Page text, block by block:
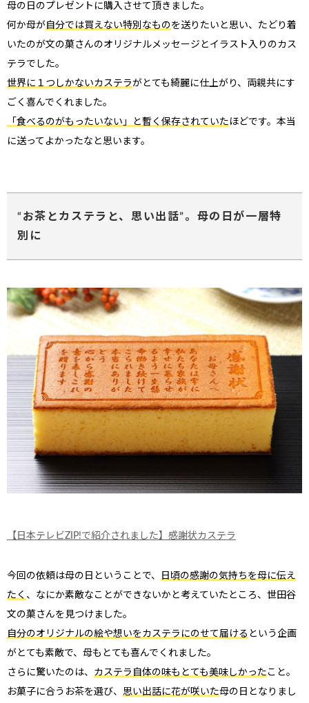
母の日のプレゼントに購入させて頂きました。
何か母が 自分では買えない特別なものを送りたいと思い、たどり着
いたのが文の菓さんのオリジナルメッセージとイラスト入りのカス
テラでした。
世界に１つしかないカステラがとても綺麗に仕上がり、両親共にす
ごく喜んでくれました。
「食べるのがもったいない」と暫く保存されていた ほどです。本当
に送ってよかったなと思います。
“お茶とカステラと、思い出話”。母の日が一層特
別に
【日本テレビZIP!で紹介されました】感謝状カステラ
今回の依頼は母の日ということで、
日頃の感謝の気持ちを母に伝え
たく 、なにか素敵なことができないかと考えていたところ、世田谷
文の菓さんを見つけました。
自分のオリジナルの絵や想いをカステラにのせて届ける という企画
がとても素敵で、母もとても喜んでくれました。
さらに驚いたのは、 カステラ自体の味もとても美味しかった こと。
お菓子に合うお茶を選び、 思い出話に花が咲いた母の日となりまし